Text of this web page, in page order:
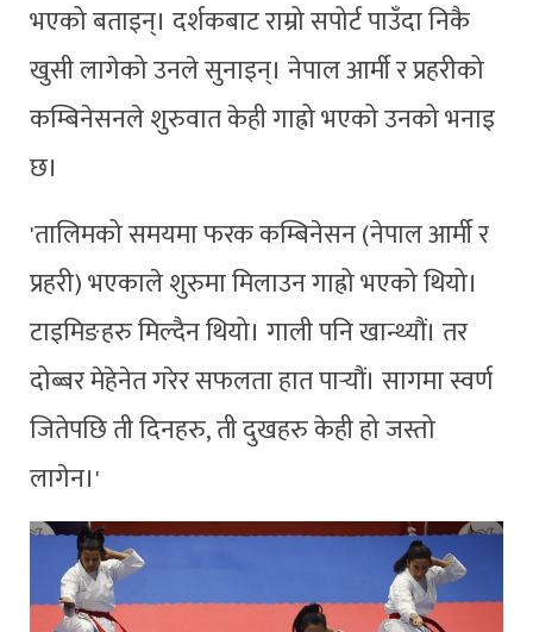
भएको बताइन्। दर्शकबाट राम्रो सपोर्ट पाउँदा निकै
खुसी लागेको उनले सुनाइन्। नेपाल आर्मी र प्रहरीको
कम्बिनेसनले शुरुवात केही गाह्रो भएको उनको भनाइ
छ।
'तालिमको समयमा फरक कम्बिनेसन (नेपाल आर्मी र
प्रहरी) भएकाले शुरुमा मिलाउन गाह्रो भएको थियो।
टाइमिङहरु मिल्दैन थियो। गाली पनि खान्थ्यौं। तर
दोब्बर मेहेनेत गरेर सफलता हात पार्‍यौं। सागमा स्वर्ण
जितेपछि ती दिनहरु, ती दुखहरु केही हो जस्तो
लागेन।'